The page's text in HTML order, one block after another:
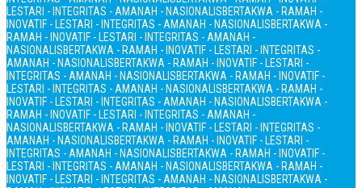
LESTARI - INTEGRITAS - AMANAH - NASIONALISBERTAKWA - RAMAH -
INOVATIF - LESTARI - INTEGRITAS - AMANAH - NASIONALISBERTAKWA -
RAMAH - INOVATIF - LESTARI - INTEGRITAS - AMANAH -
NASIONALISBERTAKWA - RAMAH - INOVATIF - LESTARI - INTEGRITAS -
AMANAH - NASIONALISBERTAKWA - RAMAH - INOVATIF - LESTARI -
INTEGRITAS - AMANAH - NASIONALISBERTAKWA - RAMAH - INOVATIF -
LESTARI - INTEGRITAS - AMANAH - NASIONALISBERTAKWA - RAMAH -
INOVATIF - LESTARI - INTEGRITAS - AMANAH - NASIONALISBERTAKWA -
RAMAH - INOVATIF - LESTARI - INTEGRITAS - AMANAH -
NASIONALISBERTAKWA - RAMAH - INOVATIF - LESTARI - INTEGRITAS -
AMANAH - NASIONALISBERTAKWA - RAMAH - INOVATIF - LESTARI -
INTEGRITAS - AMANAH - NASIONALISBERTAKWA - RAMAH - INOVATIF -
LESTARI - INTEGRITAS - AMANAH - NASIONALISBERTAKWA - RAMAH -
INOVATIF - LESTARI - INTEGRITAS - AMANAH - NASIONALISBERTAKWA -